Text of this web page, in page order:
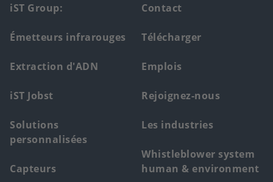
Footer
main
menu
iST Group:
Émetteurs infrarouges
Extraction d'ADN
iST Jobst
Solutions
personnalisées
Capteurs
Contact
Télécharger
Emplois
Rejoignez-nous
Les industries
Whistleblower system
human & environment